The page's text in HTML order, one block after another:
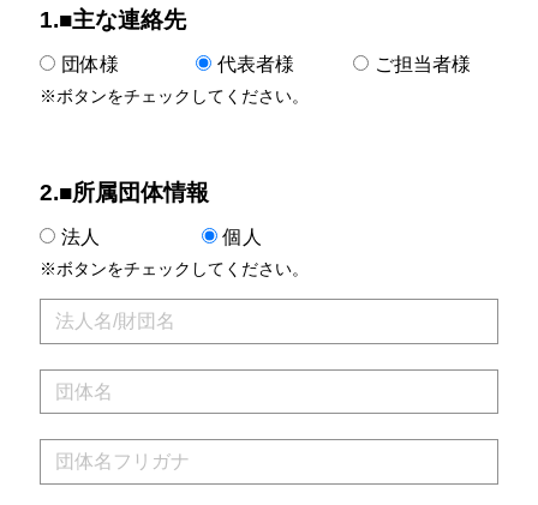
1.■主な連絡先
団体様 代表者様 ご担当者様
※ボタンをチェックしてください。
2.■所属団体情報
法人 個人
※ボタンをチェックしてください。